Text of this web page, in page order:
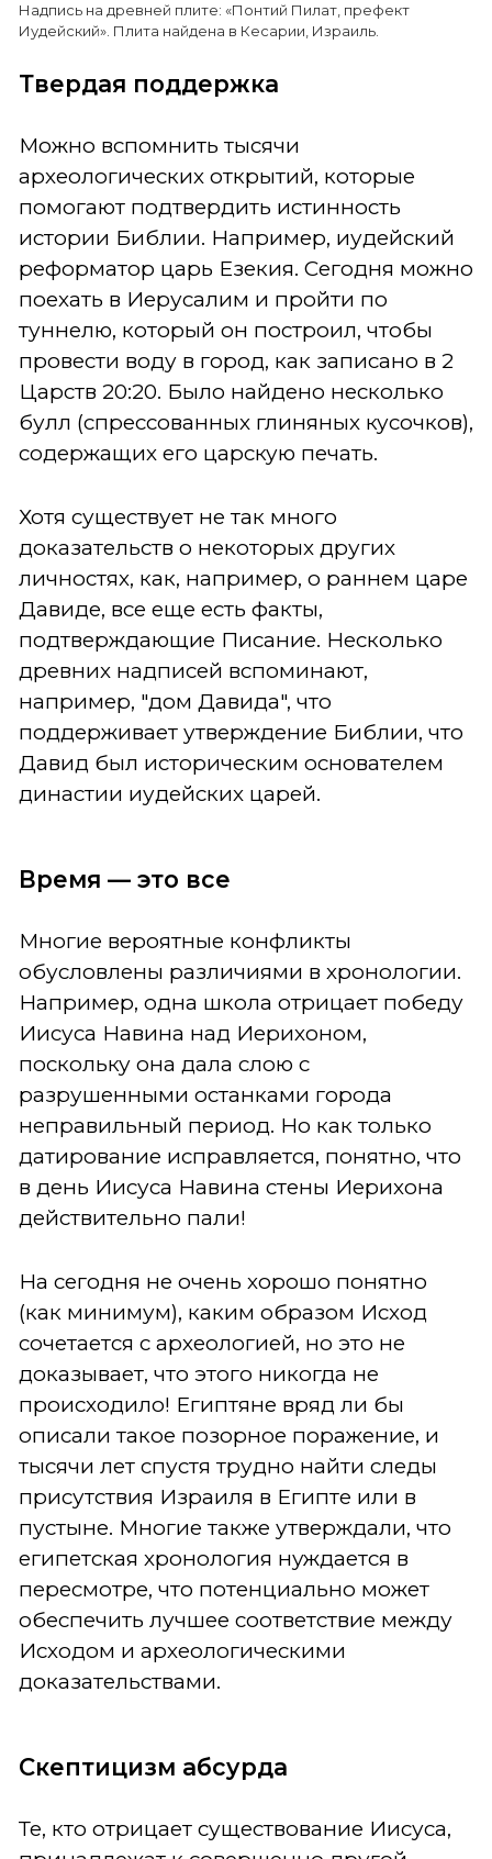
Надпись на древней плите: «Понтий Пилат, префект
Иудейский». Плита найдена в Кесарии, Израиль.
Твердая поддержка
Можно вспомнить тысячи
археологических открытий, которые
помогают подтвердить истинность
истории Библии. Например, иудейский
реформатор царь Езекия. Сегодня можно
поехать в Иерусалим и пройти по
туннелю, который он построил, чтобы
провести воду в город, как записано в 2
Царств 20:20. Было найдено несколько
булл (спрессованных глиняных кусочков),
содержащих его царскую печать.
Хотя существует не так много
доказательств о некоторых других
личностях, как, например, о раннем царе
Давиде, все еще есть факты,
подтверждающие Писание. Несколько
древних надписей вспоминают,
например, "дом Давида", что
поддерживает утверждение Библии, что
Давид был историческим основателем
династии иудейских царей.
Время — это все
Многие вероятные конфликты
обусловлены различиями в хронологии.
Например, одна школа отрицает победу
Иисуса Навина над Иерихоном,
поскольку она дала слою с
разрушенными останками города
неправильный период. Но как только
датирование исправляется, понятно, что
в день Иисуса Навина стены Иерихона
действительно пали!
На сегодня не очень хорошо понятно
(как минимум), каким образом Исход
сочетается с археологией, но это не
доказывает, что этого никогда не
происходило! Египтяне вряд ли бы
описали такое позорное поражение, и
тысячи лет спустя трудно найти следы
присутствия Израиля в Египте или в
пустыне. Многие также утверждали, что
египетская хронология нуждается в
пересмотре, что потенциально может
обеспечить лучшее соответствие между
Исходом и археологическими
доказательствами.
Скептицизм абсурда
Те, кто отрицает существование Иисуса,